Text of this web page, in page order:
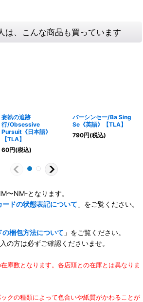
は、こんな商品も買っています
妄執の追跡
行/Obsessive
Pursuit《日本語》
【TLA】
60円(税込)
バーシンセー/Ba Sing
Se《英語》【TLA】
790円(税込)
〜NM-となります。
ードの状態表記について 」をご覧ください。
の梱包方法について 」をご覧ください。
の方は必ずご確認くださいませ。
庫数となります。各店頭との在庫とは異なりま
クの種類によって色合いや紙質がかわることが